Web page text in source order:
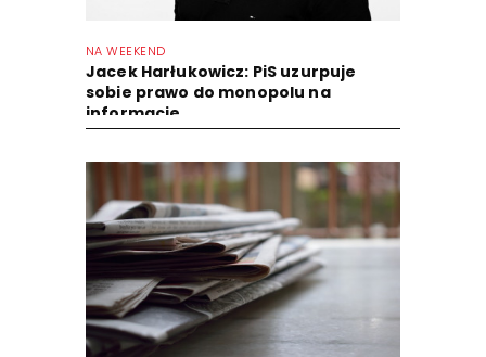
NA WEEKEND
Jacek Harłukowicz: PiS uzurpuje
sobie prawo do monopolu na
informacje